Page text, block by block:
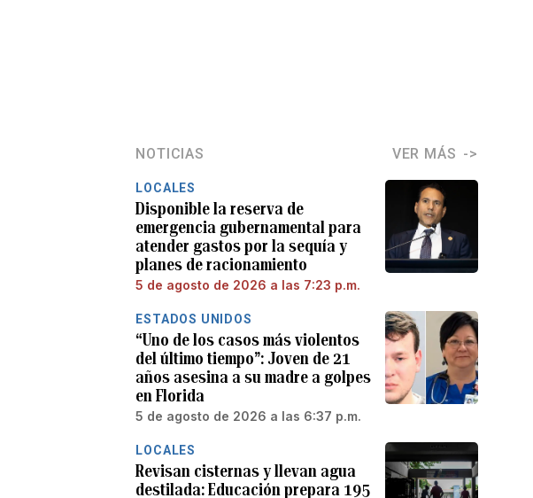
NOTICIAS VER MÁS
LOCALES
Disponible la reserva de
emergencia gubernamental para
atender gastos por la sequía y
planes de racionamiento
5 de agosto de 2026 a las 7:23 p.m.
ESTADOS UNIDOS
“Uno de los casos más violentos
del último tiempo”: Joven de 21
años asesina a su madre a golpes
en Florida
5 de agosto de 2026 a las 6:37 p.m.
LOCALES
Revisan cisternas y llevan agua
destilada: Educación prepara 195